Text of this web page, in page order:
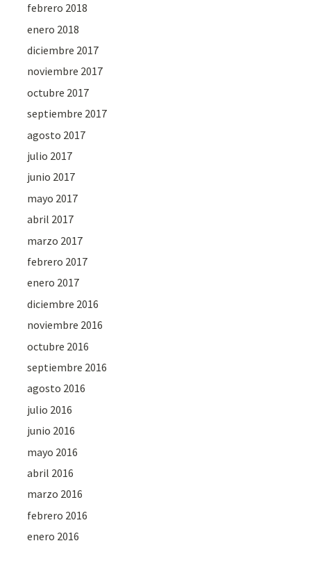
febrero 2018
enero 2018
diciembre 2017
noviembre 2017
octubre 2017
septiembre 2017
agosto 2017
julio 2017
junio 2017
mayo 2017
abril 2017
marzo 2017
febrero 2017
enero 2017
diciembre 2016
noviembre 2016
octubre 2016
septiembre 2016
agosto 2016
julio 2016
junio 2016
mayo 2016
abril 2016
marzo 2016
febrero 2016
enero 2016